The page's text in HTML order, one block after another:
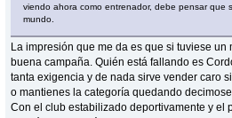
viendo ahora como entrenador, debe pensar que
mundo.
La impresión que me da es que si tuviese
buena campaña. Quién está fallando es
tanta exigencia y de nada sirve vender caro
o mantienes la categoría quedando
Con el club estabilizado deportivamente y el